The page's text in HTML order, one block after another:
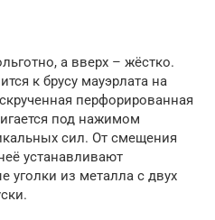
а вверх – жёстко.
к брусу мауэрлата на
перфорированная
под нажимом
сил. От смещения
устанавливают
уголки из металла с двух